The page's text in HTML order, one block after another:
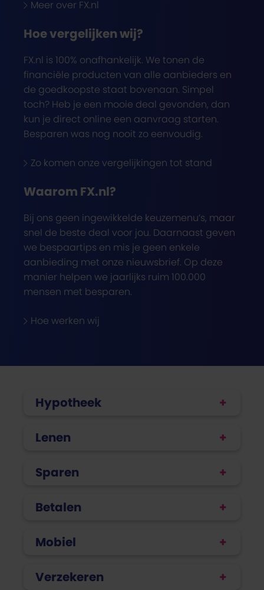
Meer over FX.nl
Hoe vergelijken wij?
FX.nl is 100% onafhankelijk. We tonen de
financiële producten van alle aanbieders en
de goedkoopste staat bovenaan. Simpel
toch? Heb je een mooie deal gevonden, dan
kun je direct online een aanvraag starten.
Besparen was nog nooit zo eenvoudig.
Zo komen onze vergelijkingen tot stand
Waarom FX.nl?
Bij ons geen ingewikkelde keuzemenu’s, maar
snel de beste deal voor jou. Daarnaast geven
we bespaartips en mis je geen enkele
aanbieding met onze nieuwsbrief. Op deze
manier helpen we jaarlijks ruim 100.000
mensen met besparen.
Hoe werken wij
Hypotheek
Lenen
Sparen
Betalen
Mobiel
Verzekeren